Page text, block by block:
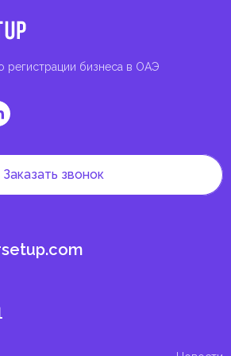
регистрации бизнеса в ОАЭ
Заказать звонок